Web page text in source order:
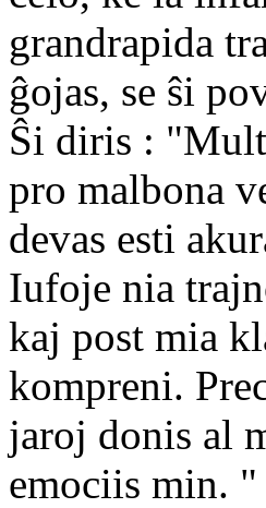
grandrapida
ĝojas, se ŝi
Ŝi diris :
pro malbona
devas esti
Iufoje nia
kaj post mia
kompreni.
jaroj donis al
emociis min. "